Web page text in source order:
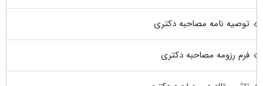
توصیه نامه مصاحبه دکتری
فرم رزومه مصاحبه دکتری